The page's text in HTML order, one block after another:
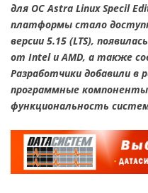
для ОС Astra Linux Specil
платформы стало
версии 5.15 (LTS),
от Intel и AMD, а также
Разработчики добавили в
программные
функциональность